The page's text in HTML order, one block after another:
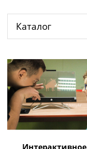
Каталог